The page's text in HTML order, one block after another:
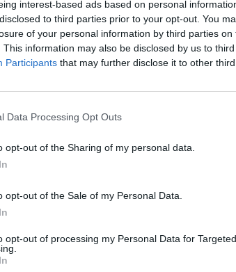
interest-based ads based on personal
to third parties prior to your opt-out. You
of your personal information by third parties on
This information may also be disclosed by us to
Participants that may further disclose it to other third
Data Processing Opt Outs
opt-out of the Sharing of my personal data.
opt-out of the Sale of my Personal Data.
opt-out of processing my Personal Data for Targeted
στο παλαιό Δημαρχείο επί
στον Ιερό Ναό Αγίου Πέτρου.
της Ιεράς Εικόνας του Αγίου Πέτρου,
Θείας Λειτουργίας,
Αργολίδας κ.κ. Νεκταρίου
του Ιερού Κλήρου.
στο παλαιό Δημαρχείο και